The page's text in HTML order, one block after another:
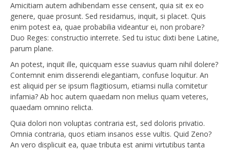
Amicitiam autem adhibendam esse censent, quia sit ex eo
genere, quae prosunt. Sed residamus, inquit, si placet. Quis
enim potest ea, quae probabilia videantur ei, non probare?
Duo Reges: constructio interrete. Sed tu istuc dixti bene Latine,
parum plane.
An potest, inquit ille, quicquam esse suavius quam nihil dolere?
Contemnit enim disserendi elegantiam, confuse loquitur. An
est aliquid per se ipsum flagitiosum, etiamsi nulla comitetur
infamia? Ab hoc autem quaedam non melius quam veteres,
quaedam omnino relicta.
Quia dolori non voluptas contraria est, sed doloris privatio.
Omnia contraria, quos etiam insanos esse vultis. Quid Zeno?
An vero displicuit ea, quae tributa est animi virtutibus tanta